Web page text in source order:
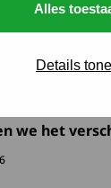
Alles
Details
we het